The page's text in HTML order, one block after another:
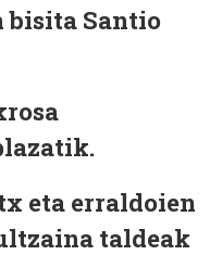
bisita Santio
eta erraldoien
taldeak